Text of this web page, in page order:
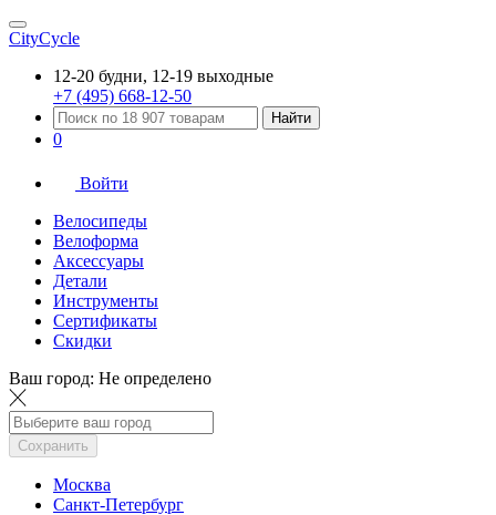
CityCycle
12-20 будни, 12-19 выходные
+7 (495) 668-12-50
Найти
0
Войти
Велосипеды
Велоформа
Аксессуары
Детали
Инструменты
Сертификаты
Скидки
Ваш город: Не определено
Сохранить
Москва
Санкт-Петербург